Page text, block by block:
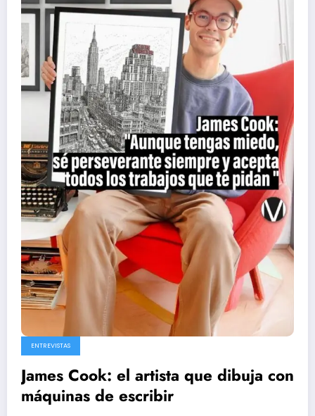
ENTREVISTAS
James Cook: el artista que dibuja con
máquinas de escribir